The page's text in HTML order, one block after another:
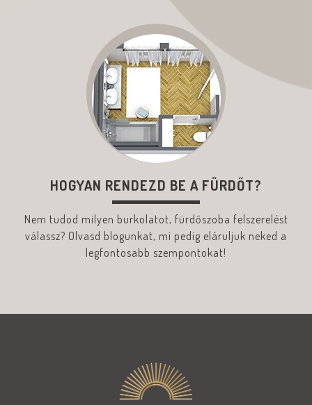
HOGYAN RENDEZD BE A FÜRDŐT?
Nem tudod milyen burkolatot, fürdőszoba felszerelést
válassz? Olvasd blogunkat, mi pedig eláruljuk neked a
legfontosabb szempontokat!